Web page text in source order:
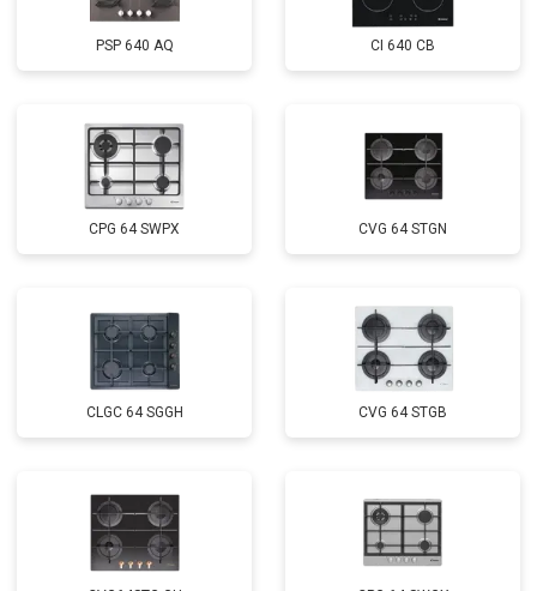
PSP 640 AQ CI 640 CB
CPG 64 SWPX CVG 64 STGN
CLGC 64 SGGH CVG 64 STGB